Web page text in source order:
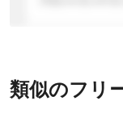
類似のフリ